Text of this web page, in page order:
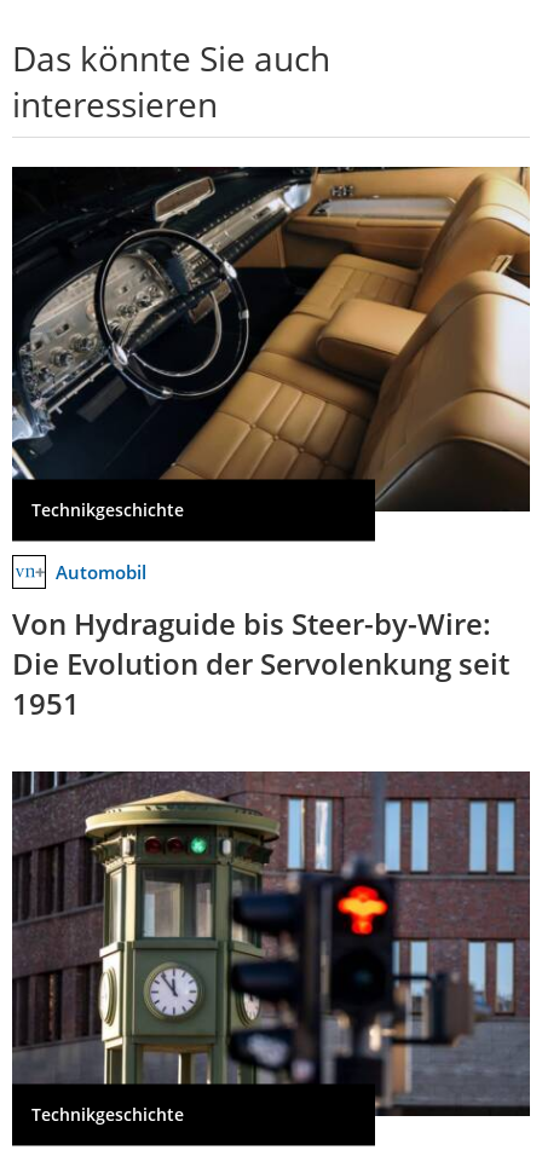
Das könnte Sie auch
interessieren
Technikgeschichte
Automobil
Von Hydraguide bis Steer-by-Wire:
Die Evolution der Servolenkung seit
1951
Technikgeschichte